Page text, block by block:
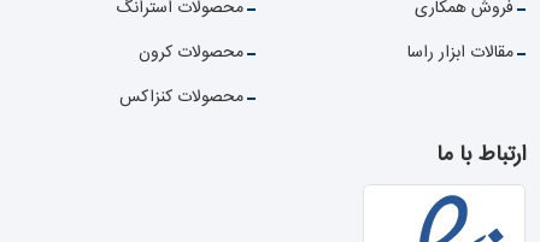
فروش همکاری
مقالات ابزار راسا
محصولات استرانگ
محصولات کرون
محصولات کنزاکس
ارتباط با ما